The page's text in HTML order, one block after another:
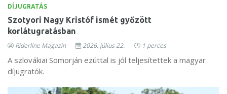
DÍJUGRATÁS
Szotyori Nagy Kristóf ismét győzött
korlátugratásban
Riderline Magazin 2026. július 22. 1 perces
A szlovákiai Somorján ezúttal is jól teljesítettek a magyar
díjugratók.